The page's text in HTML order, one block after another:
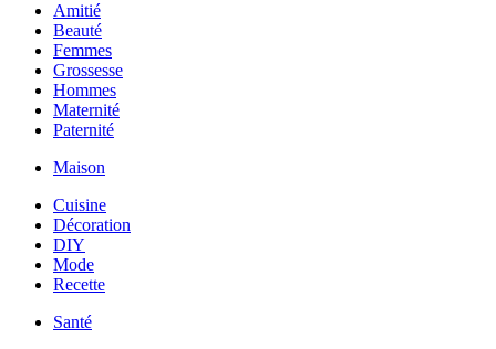
Amitié
Beauté
Femmes
Grossesse
Hommes
Maternité
Paternité
Maison
Cuisine
Décoration
DIY
Mode
Recette
Santé